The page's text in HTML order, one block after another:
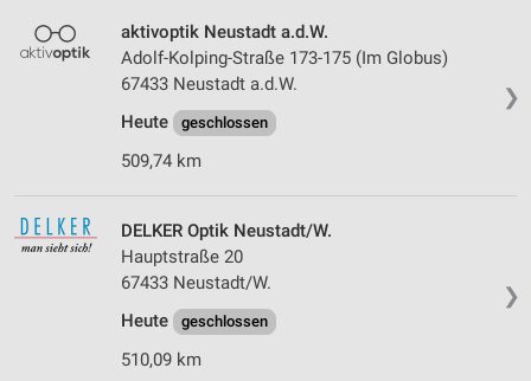
❯
aktivoptik Neustadt a.d.W.
Adolf-Kolping-Straße 173-175 (Im Globus)
67433 Neustadt a.d.W.
Heute
geschlossen
509,74 km
❯
DELKER Optik Neustadt/W.
Hauptstraße 20
67433 Neustadt/W.
Heute
geschlossen
510,09 km